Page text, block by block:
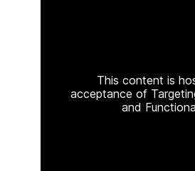
This content is
acceptance of
and